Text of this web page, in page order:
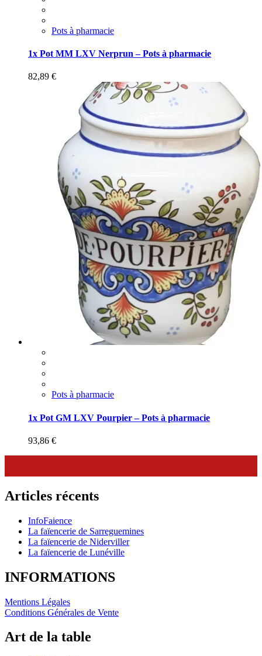
Pots à pharmacie
1x Pot MM LXV Nerprun – Pots à pharmacie
82,89 €
Pots à pharmacie
1x Pot GM LXV Pourpier – Pots à pharmacie
93,86 €
Articles récents
InfoFaience
La faïencerie de Sarreguemines
La faïencerie de Niderviller
La faïencerie de Lunéville
INFORMATIONS
Mentions Légales
Conditions Générales de Vente
Art de la table